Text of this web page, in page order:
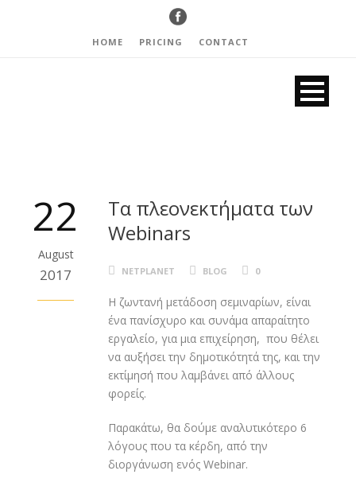
HOME PRICING CONTACT
22
August
2017
Tα πλεονεκτήματα των
Webinars
NETPLANET BLOG 0
Η ζωντανή μετάδοση σεμιναρίων, είναι
ένα πανίσχυρο και συνάμα απαραίτητο
εργαλείο, για μια επιχείρηση, που θέλει
να αυξήσει την δημοτικότητά της, και την
εκτίμησή που λαμβάνει από άλλους
φορείς.
Παρακάτω, θα δούμε αναλυτικότερο 6
λόγους που τα κέρδη, από την
διοργάνωση ενός Webinar.